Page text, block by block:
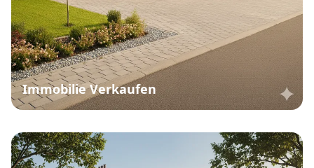
Immobilie Verkaufen